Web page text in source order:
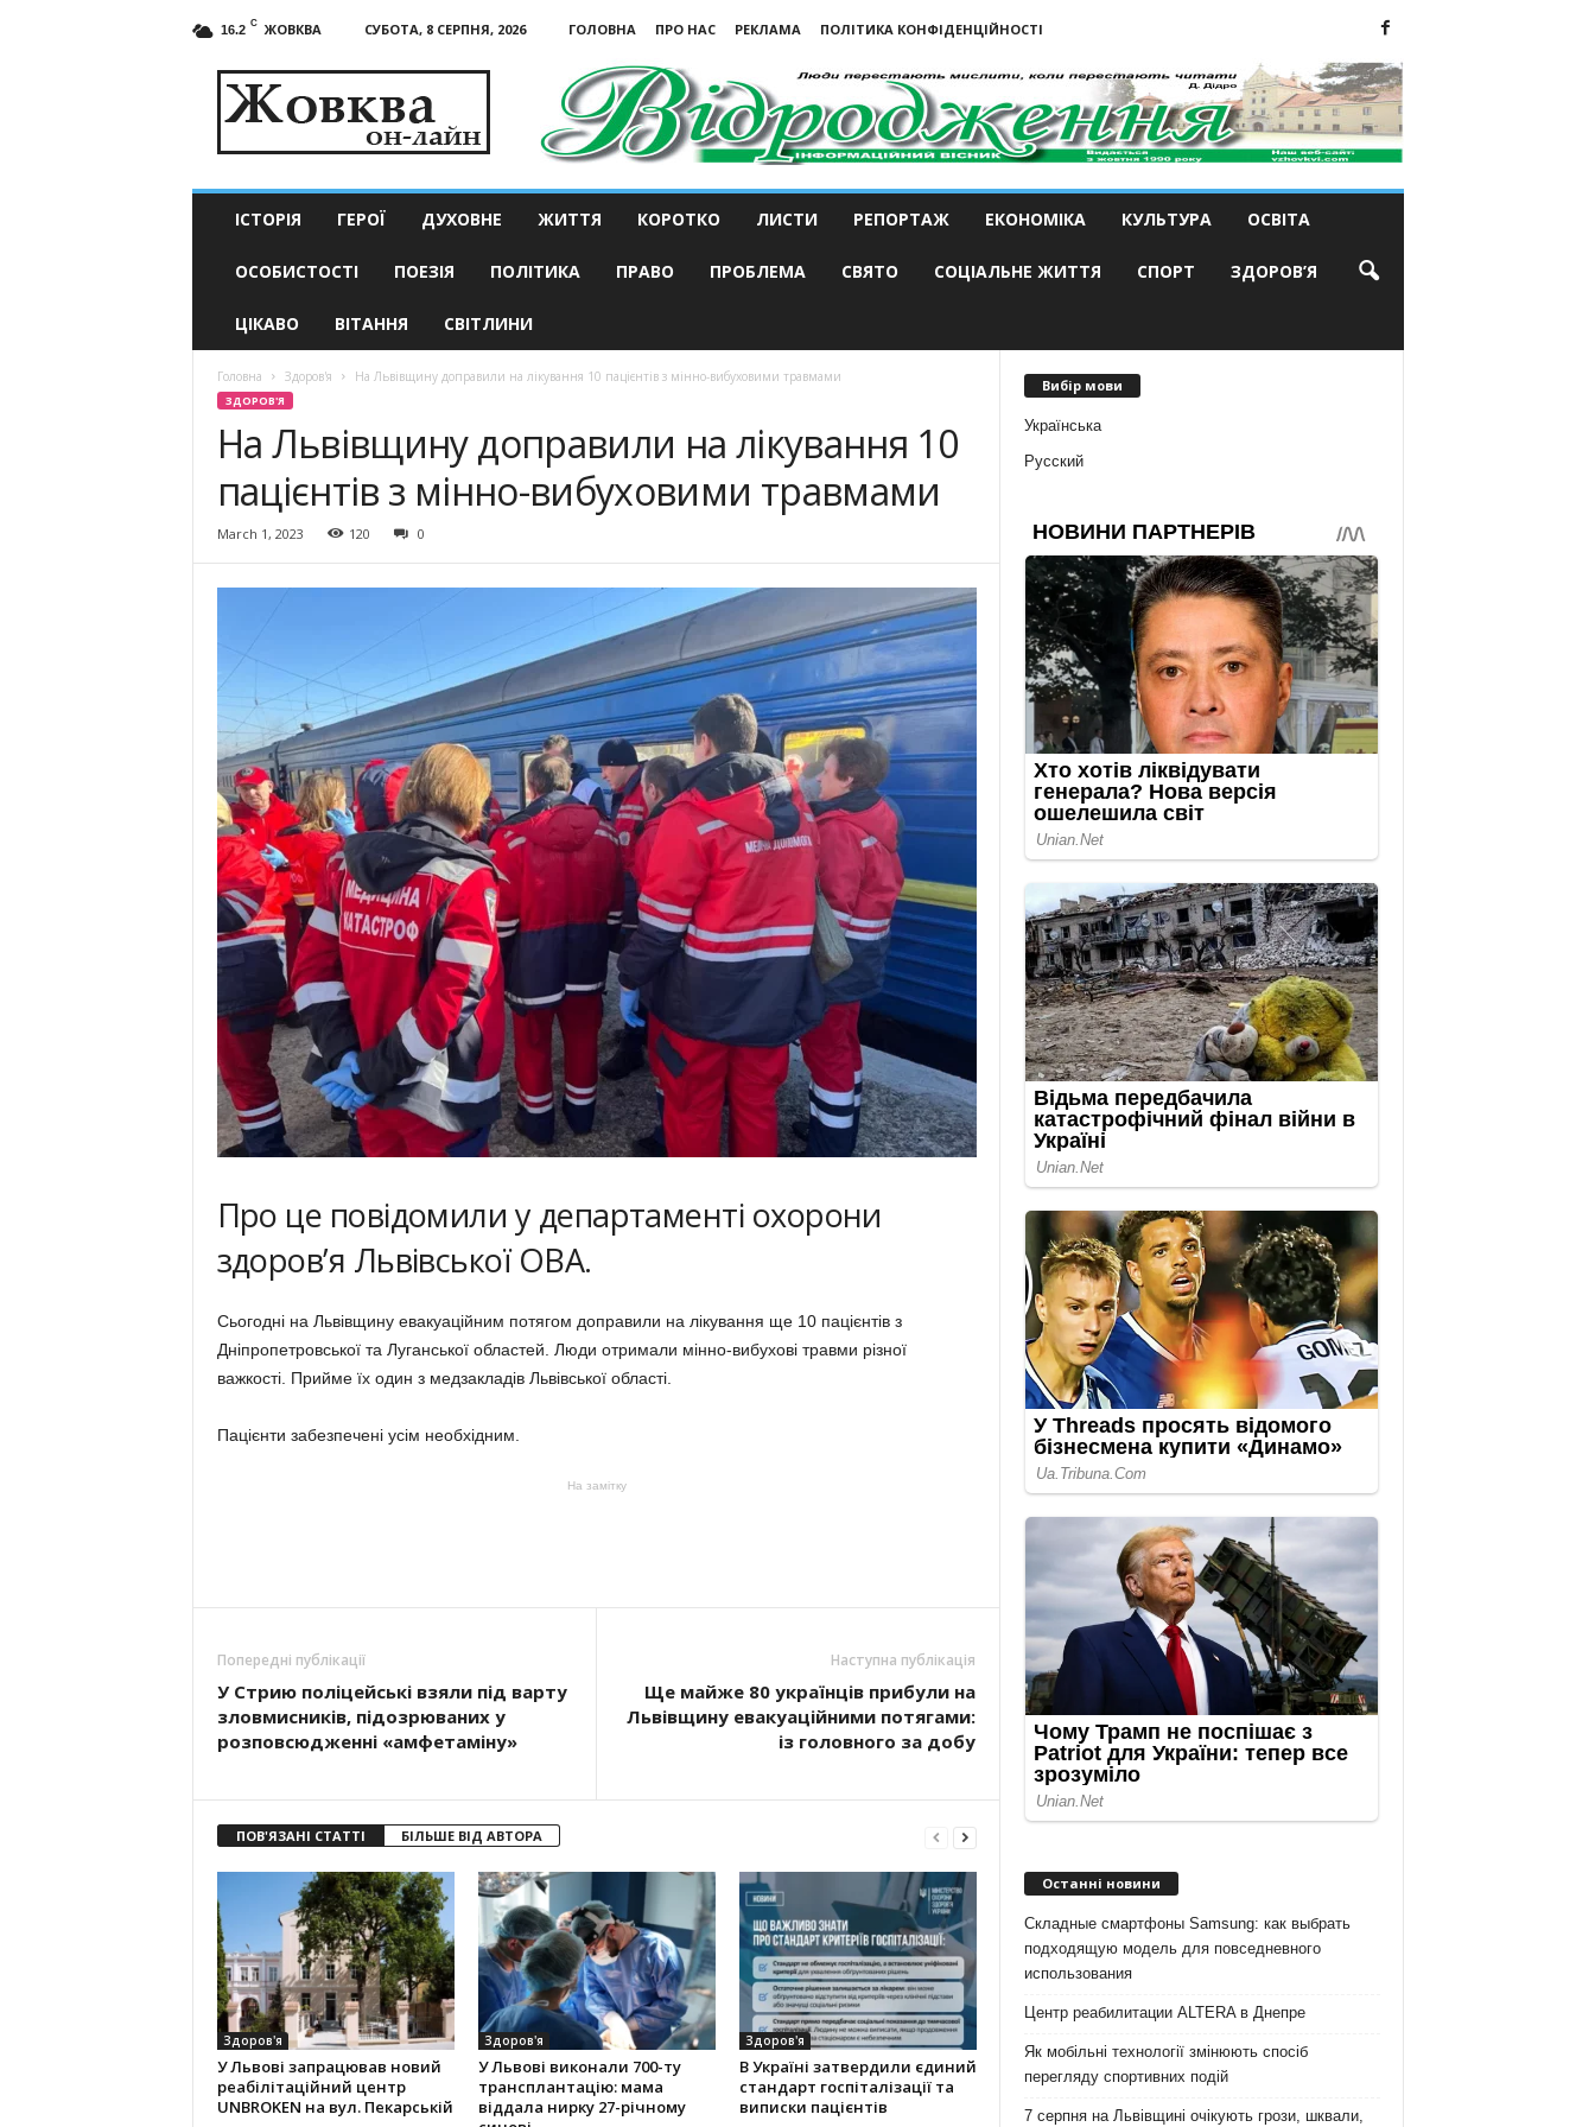
16.2 C ЖОВКВА СУБОТА, 8 СЕРПНЯ, 2026 ГОЛОВНА ПРО НАС РЕКЛАМА
ПОЛІТИКА КОНФІДЕНЦІЙНОСТІ
актуальні
ІСТОРІЯ ГЕРОЇ ДУХОВНЕ ЖИТТЯ КОРОТКО ЛИСТИ РЕПОРТАЖ ЕКОНОМІКА КУЛЬТУРА ОСВІТА
ОСОБИСТОСТІ ПОЕЗІЯ ПОЛІТИКА ПРАВО ПРОБЛЕМА СВЯТО СОЦІАЛЬНЕ ЖИТТЯ СПОРТ ЗДОРОВ’Я
ЦІКАВО ВІТАННЯ СВІТЛИНИ
Головна Здоров'я На Львівщину доправили на лікування 10 пацієнтів з мінно-вибуховими травмами
ЗДОРОВ'Я
На Львівщину доправили на лікування 10
пацієнтів з мінно-вибуховими травмами
March 1, 2023 120 0
Про це повідомили у департаменті охорони
здоров’я Львівської ОВА.
Сьогодні на Львівщину евакуаційним потягом доправили на лікування ще 10 пацієнтів з
Дніпропетровської та Луганської областей. Люди отримали мінно-вибухові травми різної
важкості. Прийме їх один з медзакладів Львівської області.
Пацієнти забезпечені усім необхідним.
На замітку
Попередні публікації
У Стрию поліцейські взяли під варту
зловмисників, підозрюваних у
розповсюдженні «амфетаміну»
Наступна публікація
Ще майже 80 українців прибули на
Львівщину евакуаційними потягами:
із головного за добу
ПОВ'ЯЗАНІ СТАТТІ БІЛЬШЕ ВІД АВТОРА
Здоров'я
У Львові запрацював новий
реабілітаційний центр
UNBROKEN на вул. Пекарській
Здоров'я
У Львові виконали 700-ту
трансплантацію: мама
віддала нирку 27-річному
Здоров'я
В Україні затвердили єдиний
стандарт госпіталізації та
виписки пацієнтів
Вибір мови
Українська
Русский
Останні новини
Складные смартфоны Samsung: как выбрать
подходящую модель для повседневного
использования
Центр реабилитации ALTERA в Днепре
Як мобільні технології змінюють спосіб
перегляду спортивних подій
7 серпня на Львівщині очікують грози, шквали,